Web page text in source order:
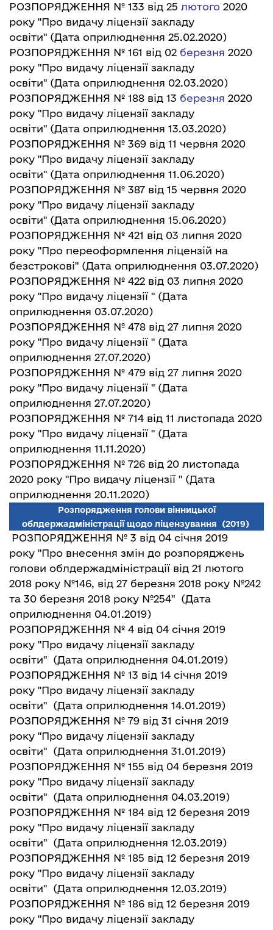
РОЗПОРЯДЖЕННЯ № 133 від 25 лютого 2020
року "Про видачу ліцензії закладу
освіти" (Дата оприлюднення 25.02.2020)
РОЗПОРЯДЖЕННЯ № 161 від 02 березня 2020
року "Про видачу ліцензії закладу
освіти" (Дата оприлюднення 02.03.2020)
РОЗПОРЯДЖЕННЯ № 188 від 13 березня 2020
року "Про видачу ліцензії закладу
освіти" (Дата оприлюднення 13.03.2020)
РОЗПОРЯДЖЕННЯ № 369 від 11 червня 2020
року "Про видачу ліцензії закладу
освіти" (Дата оприлюднення 11.06.2020)
РОЗПОРЯДЖЕННЯ № 387 від 15 червня 2020
року "Про видачу ліцензії закладу
освіти" (Дата оприлюднення 15.06.2020)
РОЗПОРЯДЖЕННЯ № 421 від 03 липня 2020
року "Про переоформлення ліцензій на
безстрокові" (Дата оприлюднення 03.07.2020)
РОЗПОРЯДЖЕННЯ № 422 від 03 липня 2020
року "Про видачу ліцензії " (Дата
оприлюднення 03.07.2020)
РОЗПОРЯДЖЕННЯ № 478 від 27 липня 2020
року "Про видачу ліцензії " (Дата
оприлюднення 27.07.2020)
РОЗПОРЯДЖЕННЯ № 479 від 27 липня 2020
року "Про видачу ліцензії " (Дата
оприлюднення 27.07.2020)
РОЗПОРЯДЖЕННЯ № 714 від 11 листопада 2020
року "Про видачу ліцензії " (Дата
оприлюднення 11.11.2020)
РОЗПОРЯДЖЕННЯ № 726 від 20 листопада
2020 року "Про видачу ліцензії " (Дата
оприлюднення 20.11.2020)
Розпорядження голови вінницької
облдержадміністрації щодо ліцензування
(2019)
РОЗПОРЯДЖЕННЯ № 3 від 04 січня 2019
року "Про внесення змін до розпоряджень
голови облдержадміністрації від 21 лютого
2018 року №146, від 27 березня 2018 року №242
та 30 березня 2018 року №254" (Дата
оприлюднення 04.01.2019)
РОЗПОРЯДЖЕННЯ № 4 від 04 січня 2019
року "Про видачу ліцензії закладу
освіти" (Дата оприлюднення 04.01.2019)
РОЗПОРЯДЖЕННЯ № 13 від 14 січня 2019
року "Про видачу ліцензії закладу
освіти" (Дата оприлюднення 14.01.2019)
РОЗПОРЯДЖЕННЯ № 79 від 31 січня 2019
року "Про видачу ліцензії закладу
освіти" (Дата оприлюднення 31.01.2019)
РОЗПОРЯДЖЕННЯ № 155 від 04 березня 2019
року "Про видачу ліцензії закладу
освіти" (Дата оприлюднення 04.03.2019)
РОЗПОРЯДЖЕННЯ № 184 від 12 березня 2019
року "Про видачу ліцензії закладу
освіти" (Дата оприлюднення 12.03.2019)
РОЗПОРЯДЖЕННЯ № 185 від 12 березня 2019
року "Про видачу ліцензії закладу
освіти" (Дата оприлюднення 12.03.2019)
РОЗПОРЯДЖЕННЯ № 186 від 12 березня 2019
року "Про видачу ліцензії закладу